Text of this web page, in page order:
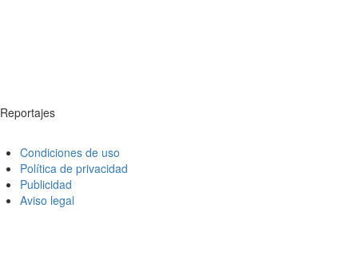
Reportajes
Condiciones de uso
Política de privacidad
Publicidad
Aviso legal